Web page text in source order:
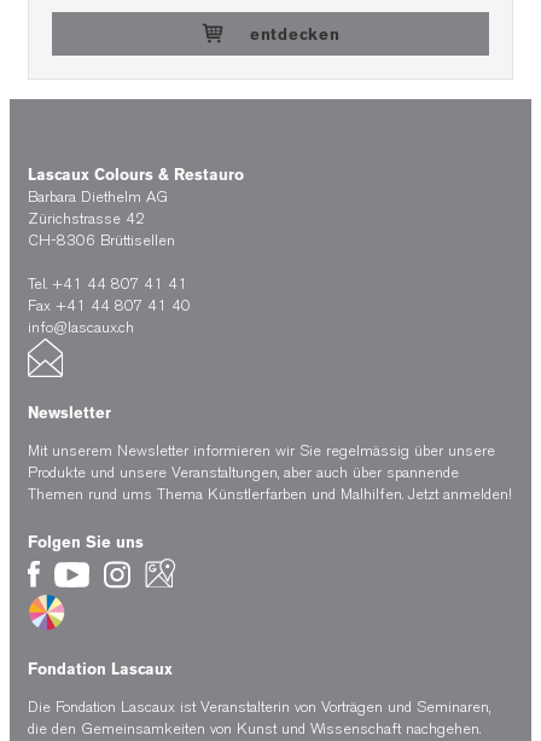
entdecken
Lascaux Colours & Restauro
Barbara Diethelm AG
Zürichstrasse 42
CH-8306 Brüttisellen
Tel. +41 44 807 41 41
Fax +41 44 807 41 40
info@lascaux.ch
Newsletter
Mit unserem Newsletter informieren wir Sie regelmässig über unsere
Produkte und unsere Veranstaltungen, aber auch über spannende
Themen rund ums Thema Künstlerfarben und Malhilfen. Jetzt anmelden!
Folgen Sie uns
Fondation Lascaux
Die Fondation Lascaux ist Veranstalterin von Vorträgen und Seminaren,
die den Gemeinsamkeiten von Kunst und Wissenschaft nachgehen.